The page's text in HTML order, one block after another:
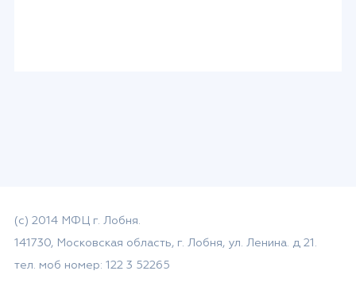
(с) 2014 МФЦ г. Лобня.
141730, Московская область, г. Лобня, ул. Ленина. д 21.
тел. моб номер: 122 3 52265